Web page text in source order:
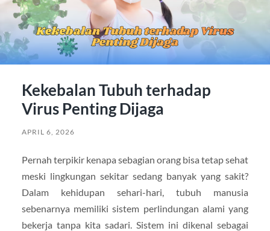
Kekebalan Tubuh terhadap
Virus Penting Dijaga
APRIL 6, 2026
Pernah terpikir kenapa sebagian orang bisa tetap sehat
meski lingkungan sekitar sedang banyak yang sakit?
Dalam kehidupan sehari-hari, tubuh manusia
sebenarnya memiliki sistem perlindungan alami yang
bekerja tanpa kita sadari. Sistem ini dikenal sebagai